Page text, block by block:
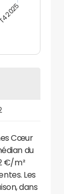
2025
Cœur
du
€/m²
Les
dans